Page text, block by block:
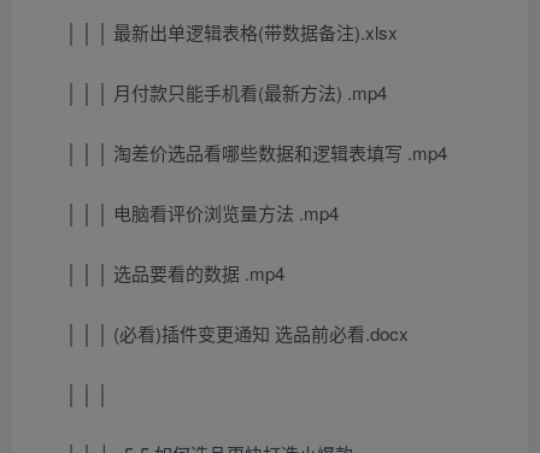
│ │ │ 最新出单逻辑表格(带数据备注).xlsx
│ │ │ 月付款只能手机看(最新方法) .mp4
│ │ │ 淘差价选品看哪些数据和逻辑表填写 .mp4
│ │ │ 电脑看评价浏览量方法 .mp4
│ │ │ 选品要看的数据 .mp4
│ │ │ (必看)插件变更通知 选品前必看.docx